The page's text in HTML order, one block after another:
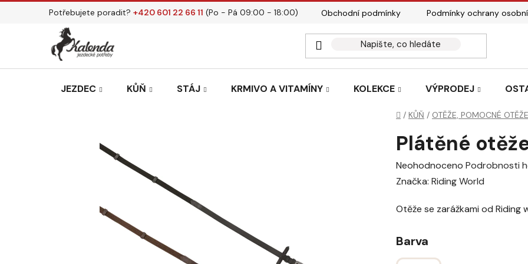
Přejít
Potřebujete poradit? +420 601 22 66 11 (Po - Pá 09:00 - 18:00) Obchodní podmínky
Podmínky ochrany
JEZDEC KŮŇ STÁJ KRMIVO A VITAMÍNY KOLEKCE VÝPRODEJ
Domů
/ KŮŇ / OTĚŽE, POMOCNÉ OTĚŽE
Plátěné
Průměrné
hodnocení
je
z
5
Neohodnoceno Podrobnosti
Značka: Riding World
Otěže se zarážkami od Riding
Barva